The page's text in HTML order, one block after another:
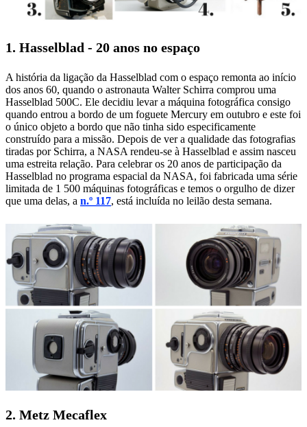
1. Hasselblad - 20 anos no espaço
A história da ligação da Hasselblad com o espaço remonta ao início
dos anos 60, quando o astronauta Walter Schirra comprou uma
Hasselblad 500C. Ele decidiu levar a máquina fotográfica consigo
quando entrou a bordo de um foguete Mercury em outubro e este foi
o único objeto a bordo que não tinha sido especificamente
construído para a missão. Depois de ver a qualidade das fotografias
tiradas por Schirra, a NASA rendeu-se à Hasselblad e assim nasceu
uma estreita relação. Para celebrar os 20 anos de participação da
Hasselblad no programa espacial da NASA, foi fabricada uma série
limitada de 1 500 máquinas fotográficas e temos o orgulho de dizer
que uma delas, a n.º 117, está incluída no leilão desta semana.
2. Metz Mecaflex